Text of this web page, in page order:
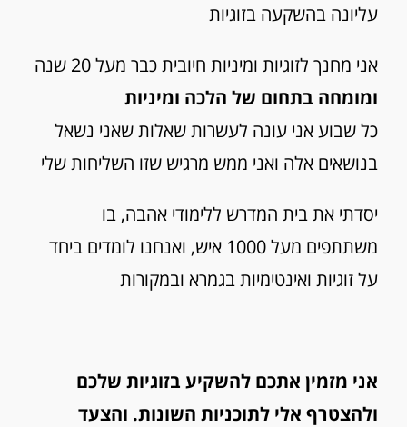
עליונה בהשקעה בזוגיות
אני מחנך לזוגיות ומיניות חיובית כבר מעל 20 שנה
ומומחה בתחום של הלכה ומיניות
כל שבוע אני עונה לעשרות שאלות שאני נשאל
בנושאים אלה ואני ממש מרגיש שזו השליחות שלי
יסדתי את בית המדרש ללימודי אהבה, בו
משתתפים מעל 1000 איש, ואנחנו לומדים ביחד
על זוגיות ואינטימיות בגמרא ובמקורות
אני מזמין אתכם להשקיע בזוגיות שלכם
ולהצטרף אלי לתוכניות השונות. והצעד